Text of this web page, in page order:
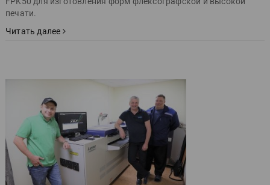
печати.
Читать далее